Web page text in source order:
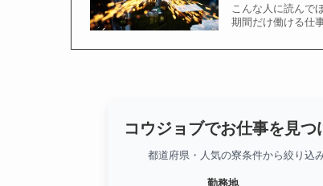
こんな人に読んで
期間だけ働ける仕
コウジョブでお仕事を見つ
都道府県・人気の寮条件から絞り込
勤務地